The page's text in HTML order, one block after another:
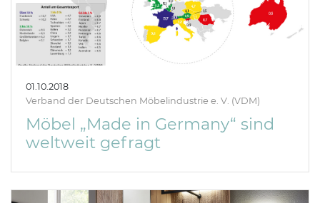
01.10.2018
Verband der Deutschen Möbelindustrie e. V. (VDM)
Möbel „Made in Germany“ sind
weltweit gefragt